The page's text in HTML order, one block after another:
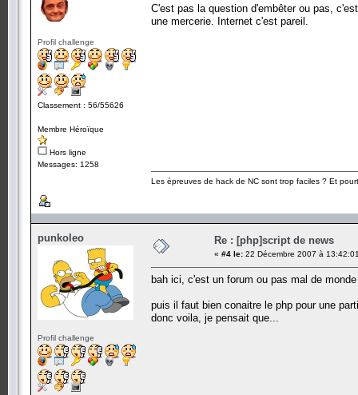
Profil challenge
Classement : 56/55626
Membre Héroïque
Hors ligne
Messages: 1258
C'est pas la question d'embêter ou pas,
une mercerie. Internet c'est pareil.
Les épreuves de hack de NC sont trop faciles ? Et
punkoleo
Profil challenge
Re : [php]script de news
« #4 le: 22 Décembre 2007 à
bah ici, c'est un forum ou pas mal de
puis il faut bien conaitre le php pour une
donc voila, je pensait que...